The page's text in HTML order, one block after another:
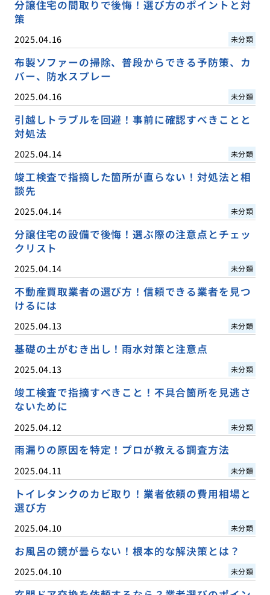
分譲住宅の間取りで後悔！選び方のポイントと対
策
2025.04.16 未分類
布製ソファーの掃除、普段からできる予防策、カ
バー、防水スプレー
2025.04.16 未分類
引越しトラブルを回避！事前に確認すべきことと
対処法
2025.04.14 未分類
竣工検査で指摘した箇所が直らない！対処法と相
談先
2025.04.14 未分類
分譲住宅の設備で後悔！選ぶ際の注意点とチェッ
クリスト
2025.04.14 未分類
不動産買取業者の選び方！信頼できる業者を見つ
けるには
2025.04.13 未分類
基礎の土がむき出し！雨水対策と注意点
2025.04.13 未分類
竣工検査で指摘すべきこと！不具合箇所を見逃さ
ないために
2025.04.12 未分類
雨漏りの原因を特定！プロが教える調査方法
2025.04.11 未分類
トイレタンクのカビ取り！業者依頼の費用相場と
選び方
2025.04.10 未分類
お風呂の鏡が曇らない！根本的な解決策とは？
2025.04.10 未分類